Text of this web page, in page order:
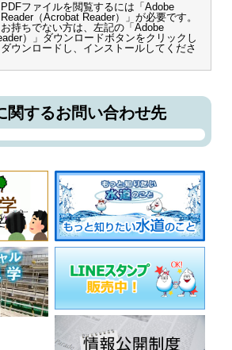
PDFファイルを閲覧するには「Adobe
Reader（Acrobat Reader）」が必要です。
お持ちでない方は、左記の「Adobe
）」ダウンロードボタンをクリックし
ウンロードし、インストールしてくださ
関するお問い合わせ先